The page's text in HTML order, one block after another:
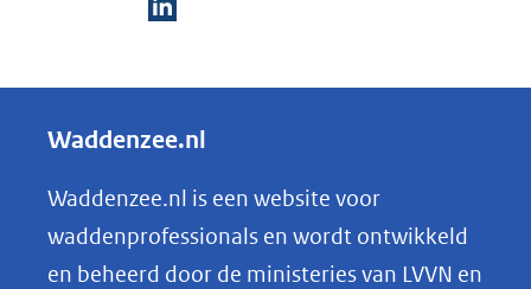
e
e
n
o
p
Waddenzee.nl
Waddenzee.nl is een website voor
waddenprofessionals en wordt ontwikkeld
en beheerd door de ministeries van LVVN en